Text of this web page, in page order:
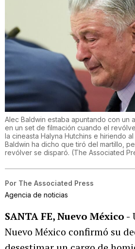
Alec Baldwin estaba apuntando con un
en un set de filmación cuando el
la cineasta Halyna Hutchins e hiriendo
Baldwin ha dicho que tiró del martillo,
revólver se disparó. (The Associated
Por The Associated Press
Agencia de noticias
SANTA FE, Nuevo México -
Nuevo México confirmó su